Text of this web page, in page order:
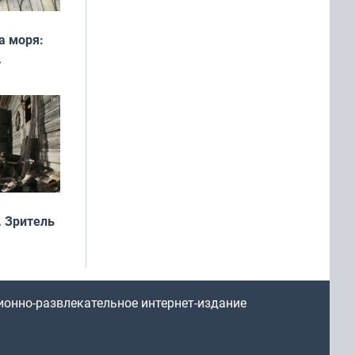
моря:
развлекательное интернет-издание